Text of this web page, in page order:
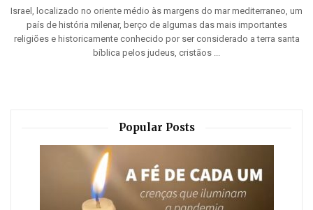
Israel, localizado no oriente médio às margens do mar mediterraneo, um
país de história milenar, berço de algumas das mais importantes
religiões e historicamente conhecido por ser considerado a terra santa
bíblica pelos judeus, cristãos ...
Popular Posts